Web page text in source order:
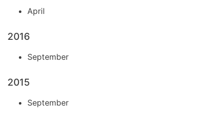
April
2016
September
2015
September